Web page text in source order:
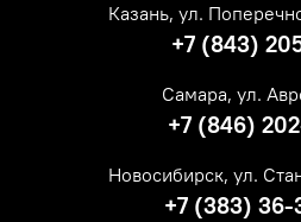
Казань, ул.
+7 (843)
Самара, ул.
+7 (846)
Новосибирск, ул.
+7 (383)